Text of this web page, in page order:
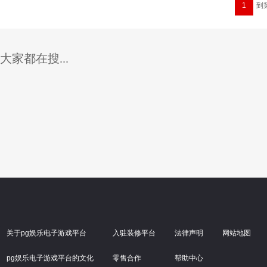
1 到
大家都在搜...
关于pg娱乐电子游戏平台
pg娱乐电子游戏平台的文化
入驻装修平台
零售合作
法律声明
帮助中心
网站地图